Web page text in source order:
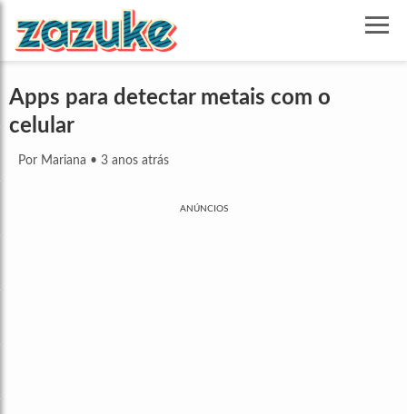
Apps para detectar metais com o
celular
Por Mariana • 3 anos atrás
ANÚNCIOS